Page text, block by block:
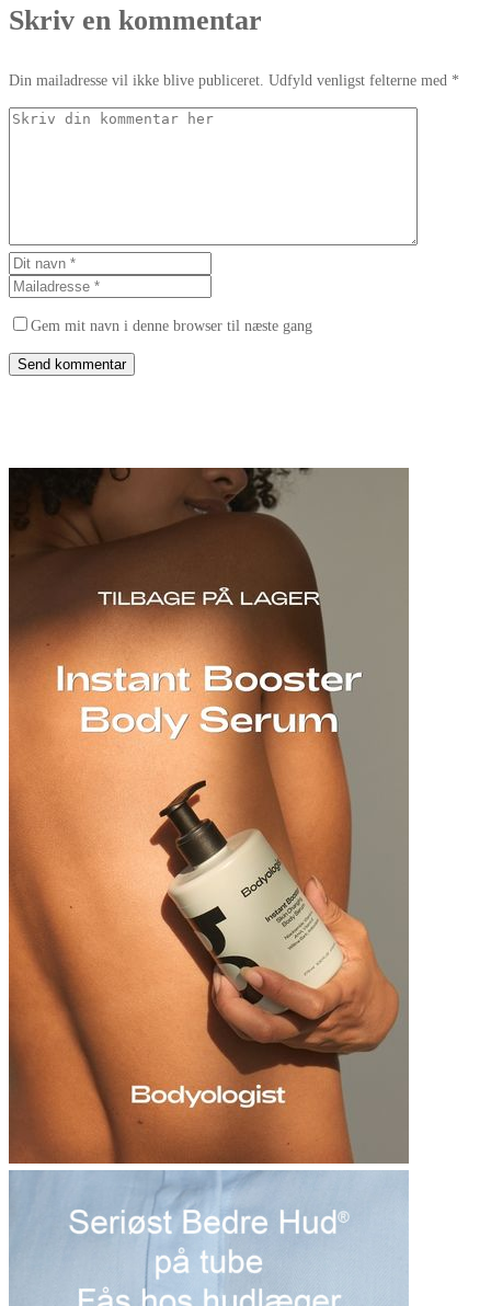
Skriv en kommentar
Din mailadresse vil ikke blive publiceret. Udfyld venligst felterne med *
Gem mit navn i denne browser til næste gang